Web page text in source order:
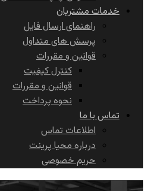
خدمات مشتریان
راهنمای ارسال فایل
پرسش های متداول
قوانین و مقررات
کنترل کیفیت
قوانین و مقررات
نحوه پرداخت
تماس با ما
اطلاعات تماس
درباره محیا پرینت
حریم خصوصی